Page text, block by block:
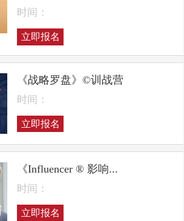
时间：
立即报名
《战略罗盘》©训战营
时间：
立即报名
《Influencer ® 影响...
时间：
立即报名